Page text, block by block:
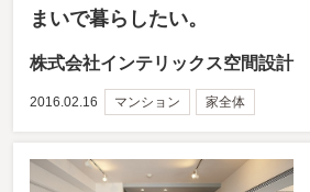
まいで暮らしたい。
株式会社インテリックス空間設計
2016.02.16 マンション 家全体